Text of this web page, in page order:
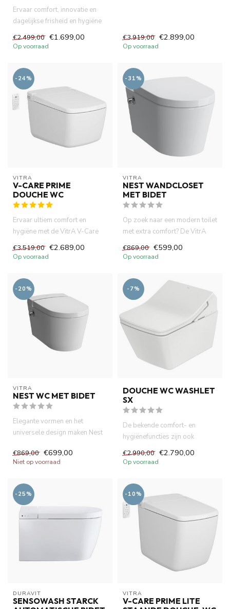
Ervaar comfort, innovatie en
dagelijkse frisheid en hygiëne
met de Vitra V-Care ...
€2.499,00 €1.699,00
Op voorraad
€3.919,00 €2.899,00
Op voorraad
-24%
VITRA
V-CARE PRIME
DOUCHE WC
Ervaar ultiem comfort en
hygiëne met de VitrA V-Care
Prime douche-wc. Voorzien v...
€3.519,00 €2.689,00
Op voorraad
-31%
VITRA
NEST WANDCLOSET
MET BIDET
Op zoek naar een modern toilet
met extra comfort? De VitrA
Nest wandcloset met b...
€869,00 €599,00
Op voorraad
-20%
VITRA
NEST WC MET BIDET
Elegante vormen en het
universele design maken Nest
€869,00 €699,00
Niet op voorraad
-7%
DOUCHE WC WASHLET
SX
De bekende comfort- en
hygiënefuncties zijn ook
ingebouwd in de SX EWATER
+: de ...
€2.990,00 €2.790,00
Op voorraad
-25%
DURAVIT
SENSOWASH STARCK
-10%
VITRA
V-CARE PRIME LITE